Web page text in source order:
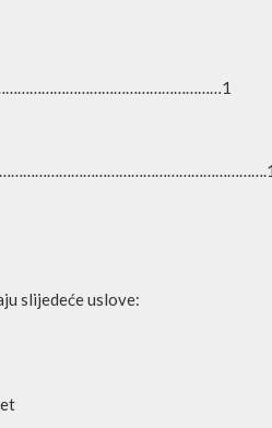
slijedeće uslove: